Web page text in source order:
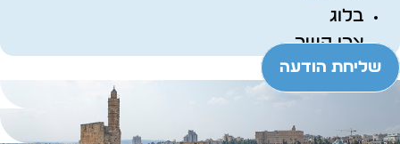
בלוג
צרו קשר
שליחת הודעה